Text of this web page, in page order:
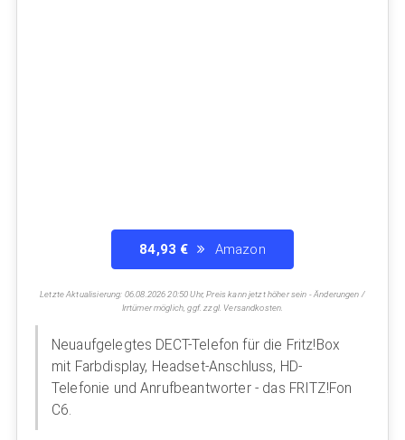
84,93 € Amazon
Letzte Aktualisierung: 06.08.2026 20:50 Uhr, Preis kann jetzt höher sein - Änderungen /
Irrtümer möglich, ggf. zzgl. Versandkosten.
Neuaufgelegtes DECT-Telefon für die Fritz!Box
mit Farbdisplay, Headset-Anschluss, HD-
Telefonie und Anrufbeantworter - das FRITZ!Fon
C6.